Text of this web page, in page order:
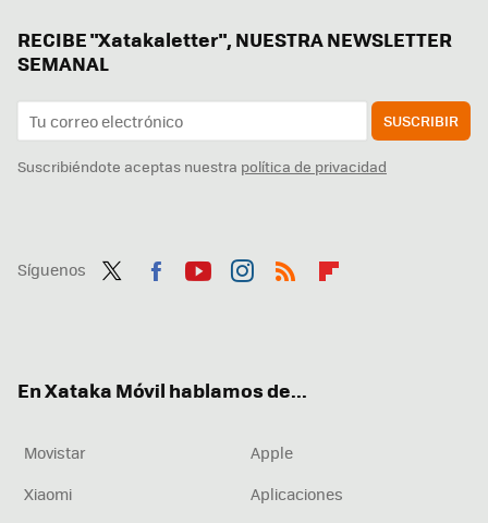
RECIBE "Xatakaletter", NUESTRA NEWSLETTER
SEMANAL
SUSCRIBIR
Suscribiéndote aceptas nuestra política de privacidad
Síguenos
En Xataka Móvil hablamos de...
Movistar
Apple
Xiaomi
Aplicaciones